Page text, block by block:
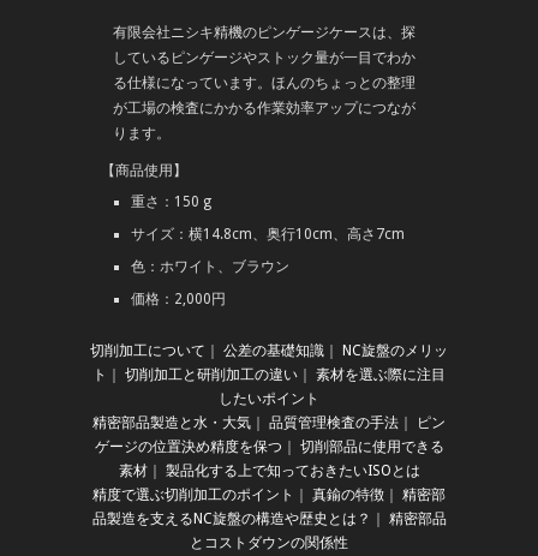
有限会社ニシキ精機のピンゲージケースは、探
しているピンゲージやストック量が一目でわか
る仕様になっています。ほんのちょっとの整理
が工場の検査にかかる作業効率アップにつなが
ります。
【商品使用】
重さ：150 g
サイズ：横14.8cm、奥行10cm、高さ7cm
色：ホワイト、ブラウン
価格：2,000円
切削加工について ｜ 公差の基礎知識 ｜ NC旋盤のメリッ
ト ｜ 切削加工と研削加工の違い ｜ 素材を選ぶ際に注目
したいポイント
精密部品製造と水・大気 ｜ 品質管理検査の手法 ｜
ピン
ゲージの位置決め精度を保つ ｜ 切削部品に使用できる
素材｜ 製品化する上で知っておきたいISOとは
精度で選ぶ切削加工のポイント ｜ 真鍮の特徴 ｜ 精密部
品製造を支えるNC旋盤の構造や歴史とは？ ｜ 精密部品
とコストダウンの関係性